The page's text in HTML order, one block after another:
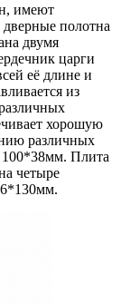
имеют
полотна
двумя
царги
её длине и
из
хорошую
различных
100*38мм. Плита
четыре
6*130мм.